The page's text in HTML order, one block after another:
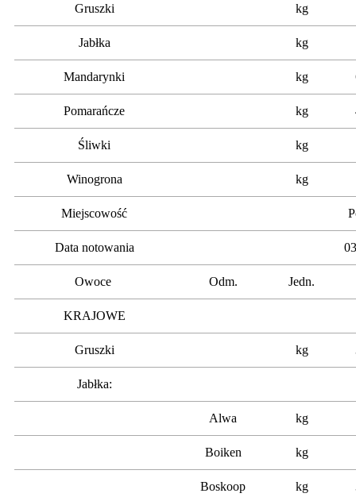
Gruszki kg
Jabłka kg
Mandarynki kg
Pomarańcze kg
Śliwki kg
Winogrona kg
Miejscowość
Data notowania
Owoce Odm. Jedn.
KRAJOWE
Gruszki kg
Jabłka:
Alwa kg
Boiken kg
Boskoop kg